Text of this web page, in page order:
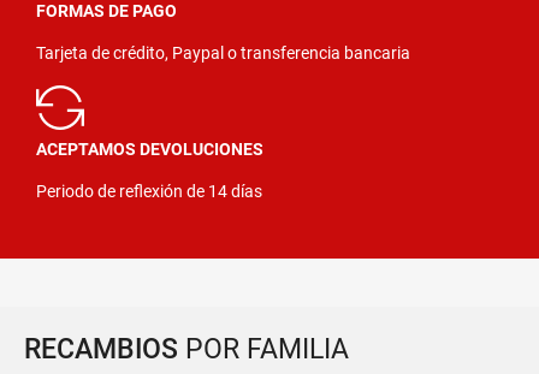
FORMAS DE PAGO
Tarjeta de crédito, Paypal o transferencia bancaria
ACEPTAMOS DEVOLUCIONES
Periodo de reflexión de 14 días
RECAMBIOS POR FAMILIA